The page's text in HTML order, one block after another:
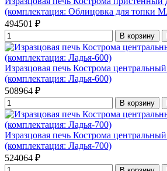
(комплектация: Облицовка для топки
494501 ₽
В корзину
Изразцовая печь Кострома
(комплектация: Ладья-600)
508964 ₽
В корзину
Изразцовая печь Кострома
(комплектация: Ладья-700)
524064 ₽